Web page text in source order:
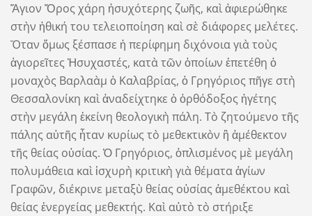
Ἅγιον Ὄρος χάρη ἡσυχότερης ζωῆς, καὶ ἀφιερώθηκε
στὴν ἠθική του τελειοποίηση καὶ σὲ διάφορες μελέτες.
Ὅταν ὅμως ξέσπασε ἡ περίφημη διχόνοια γιὰ τοὺς
ἁγιορεῖτες Ἡσυχαστές, κατὰ τῶν ὁποίων ἐπετέθη ὁ
μοναχὸς Βαρλαὰμ ὁ Καλαβρίας, ὁ Γρηγόριος πῆγε στὴ
Θεσσαλονίκη καὶ ἀναδείχτηκε ὁ ὀρθόδοξος ἡγέτης
στὴν μεγάλη ἐκείνη θεολογικὴ πάλη. Τὸ ζητούμενο τῆς
πάλης αὐτῆς ἦταν κυρίως τὸ μεθεκτικὸν ἢ ἀμέθεκτον
τῆς θείας οὐσίας. Ὁ Γρηγόριος, ὁπλισμένος μὲ μεγάλη
πολυμάθεια καὶ ἰσχυρὴ κριτικὴ γιὰ θέματα ἁγίων
Γραφῶν, διέκρινε μεταξὺ θείας οὐσίας ἀμεθέκτου καὶ
θείας ἐνεργείας μεθεκτής. Καὶ αὐτὸ τὸ στήριξε